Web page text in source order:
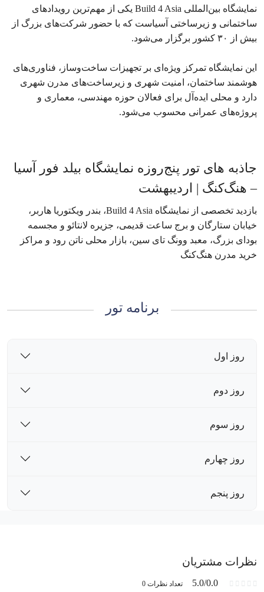
نمایشگاه بین‌المللی Build 4 Asia یکی از مهم‌ترین رویدادهای
ساختمانی و زیرساختی آسیاست که با حضور شرکت‌های بزرگ از
بیش از ۳۰ کشور برگزار می‌شود.
این نمایشگاه تمرکز ویژه‌ای بر تجهیزات ساخت‌وساز، فناوری‌های
هوشمند ساختمان، امنیت شهری و زیرساخت‌های مدرن شهری
دارد و محلی ایده‌آل برای فعالان حوزه مهندسی، معماری و
پروژه‌های عمرانی محسوب می‌شود.
جاذبه های تور پنج‌روزه نمایشگاه بیلد فور آسیا
– هنگ‌کنگ | اردیبهشت
بازدید تخصصی از نمایشگاه Build 4 Asia، بندر ویکتوریا هاربر،
خیابان ستارگان و برج ساعت قدیمی، جزیره لانتائو و مجسمه
بودای بزرگ، معبد وونگ تای سین، بازار محلی ناتن رود و مراکز
خرید مدرن هنگ‌کنگ
برنامه تور
روز اول
روز دوم
روز سوم
روز چهارم
روز پنجم
نظرات مشتریان
5.0/0.0 تعداد نظرات 0